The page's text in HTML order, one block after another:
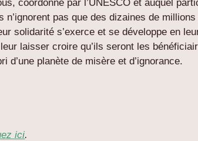
coordonné par l’UNESCO et auquel
n’ignorent pas que des dizaines de
solidarité s’exerce et se développe en
laisser croire qu’ils seront les
d’une planète de misère et d’ignorance.
ici.